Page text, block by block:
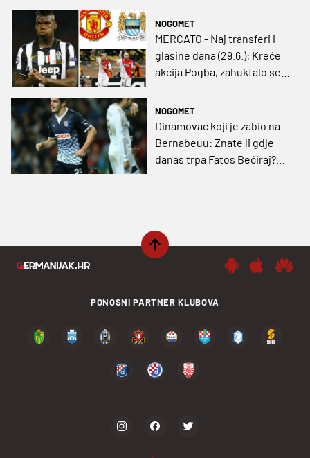
NOGOMET
MERCATO - Naj transferi i
glasine dana (29.6.): Kreće
akcija Pogba, zahuktalo se
NOGOMET
Dinamovac koji je zabio na
Bernabeuu: Znate li gdje
danas trpa Fatos Bećiraj?
PONOSNI PARTNER KLUBOVA